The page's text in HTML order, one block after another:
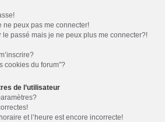
ne peux pas me connecter!
le passé mais je ne peux plus me connecter?!
cookies du forum”?
de l’utilisateur
et l’heure est encore incorrecte!